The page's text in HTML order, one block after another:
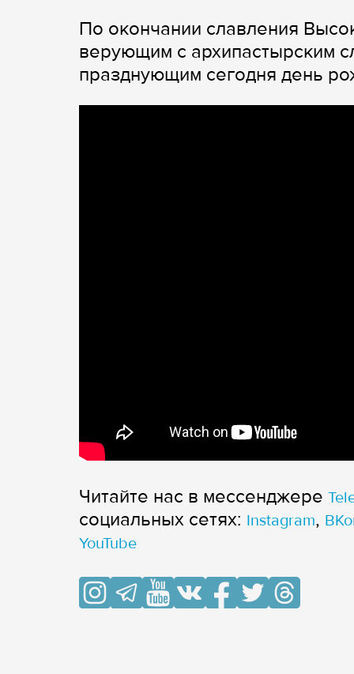
По окончании славления
верующим с архипастырским
празднующим сегодня день
Читайте нас в мессенджере
cоциальных сетях: Instagram,
YouTube